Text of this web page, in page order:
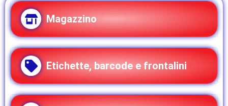
Magazzino
Etichette, barcode e frontalini